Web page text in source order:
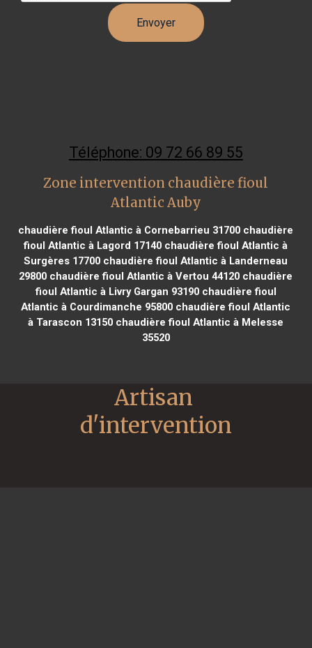
Téléphone: 09 72 66 89 55
Zone intervention chaudière fioul
Atlantic Auby
chaudière fioul Atlantic à Cornebarrieu 31700 chaudière
fioul Atlantic à Lagord 17140 chaudière fioul Atlantic à
Surgères 17700 chaudière fioul Atlantic à Landerneau
29800 chaudière fioul Atlantic à Vertou 44120 chaudière
fioul Atlantic à Livry Gargan 93190chaudière fioul
Atlantic à Courdimanche 95800 chaudière fioul Atlantic
à Tarascon 13150 chaudière fioul Atlantic à Melesse
35520
Artisan
d'intervention